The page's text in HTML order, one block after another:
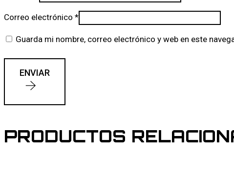
Correo electrónico *
Guarda mi nombre, correo electrónico y web en este
ENVIAR
PRODUCTOS